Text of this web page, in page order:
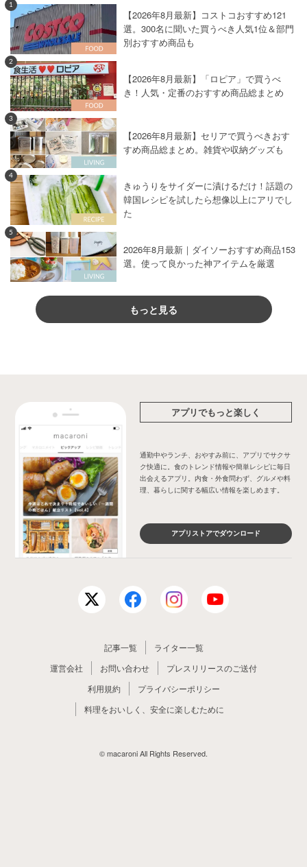
1
【2026年8月最新】コストコおすすめ121
選。300名に聞いた買うべき人気1位＆部門
別おすすめ商品も
2
【2026年8月最新】「ロピア」で買うべ
き！人気・定番のおすすめ商品総まとめ
3
【2026年8月最新】セリアで買うべきおす
すめ商品総まとめ。雑貨や収納グッズも
4
きゅうりをサイダーに漬けるだけ！話題の
韓国レシピを試したら想像以上にアリでし
た
5
2026年8月最新｜ダイソーおすすめ商品153
選。使って良かった神アイテムを厳選
もっと見る
アプリでもっと楽しく
通勤中やランチ、おやすみ前に、アプリでサクサ
ク快適に。食のトレンド情報や簡単レシピに毎日
出会えるアプリ。内食・外食問わず、グルメや料
理、暮らしに関する幅広い情報を楽しめます。
アプリストアでダウンロード
記事一覧
ライター一覧
運営会社
お問い合わせ
プレスリリースのご送付
利用規約
プライバシーポリシー
料理をおいしく、安全に楽しむために
© macaroni All Rights Reserved.